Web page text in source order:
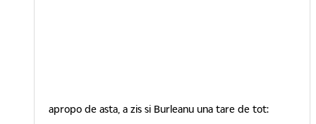
apropo de asta, a zis si Burleanu una tare de tot: